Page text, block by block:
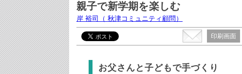
親子で新学期を楽しむ
岸 裕司 （ 秋津コミュニティ顧問）
印刷画面
お父さんと子どもで手づくり